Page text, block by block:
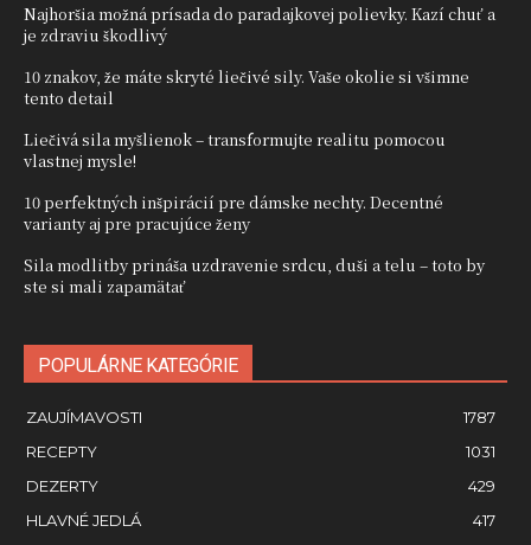
Najhoršia možná prísada do paradajkovej polievky. Kazí chuť a
je zdraviu škodlivý
10 znakov, že máte skryté liečivé sily. Vaše okolie si všimne
tento detail
Liečivá sila myšlienok – transformujte realitu pomocou
vlastnej mysle!
10 perfektných inšpirácií pre dámske nechty. Decentné
varianty aj pre pracujúce ženy
Sila modlitby prináša uzdravenie srdcu, duši a telu – toto by
ste si mali zapamätať
POPULÁRNE KATEGÓRIE
ZAUJÍMAVOSTI
1787
RECEPTY
1031
DEZERTY
429
HLAVNÉ JEDLÁ
417